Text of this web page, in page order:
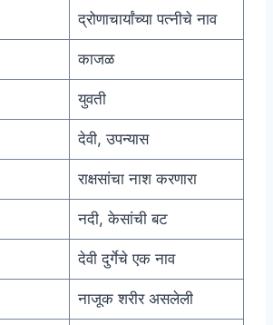
द्रोणाचार्यांच्या पत्नीचे नाव
काजळ
युवती
देवी, उपन्यास
राक्षसांचा नाश करणारा
नदी, केसांची बट
देवी दुर्गेचे एक नाव
नाजूक शरीर असलेली